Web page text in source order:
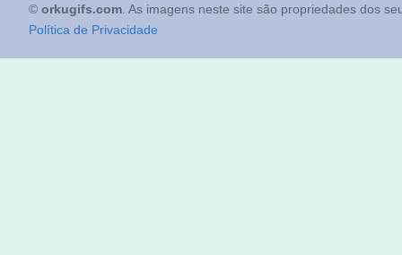
© orkugifs.com . As imagens neste site são propriedades dos
Política de Privacidade